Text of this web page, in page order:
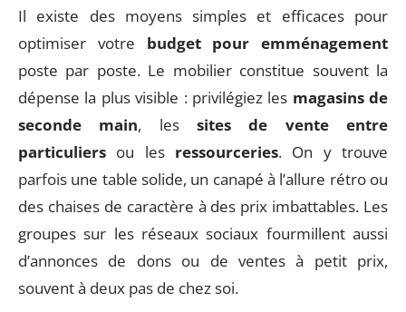
Il existe des moyens simples et efficaces pour
optimiser votre budget pour emménagement
poste par poste. Le mobilier constitue souvent la
dépense la plus visible : privilégiez les magasins de
seconde main, lessites de vente entre
particuliers ou les ressourceries. On y trouve
parfois une table solide, un canapé à l’allure rétro ou
des chaises de caractère à des prix imbattables. Les
groupes sur les réseaux sociaux fourmillent aussi
d’annonces de dons ou de ventes à petit prix,
souvent à deux pas de chez soi.